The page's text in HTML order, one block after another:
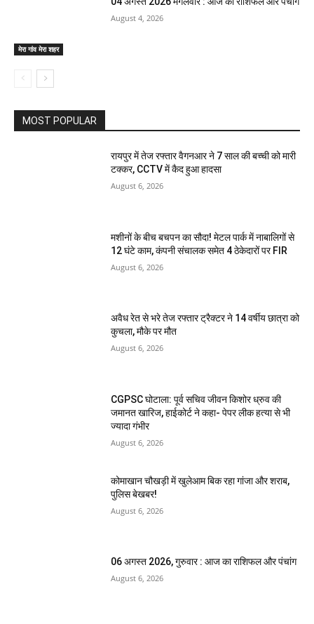
मेरा गांव मेरा शहर
August 4, 2026
MOST POPULAR
रायपुर में तेज रफ्तार वैगनआर ने 7 साल की बच्ची को मारी
टक्कर, CCTV में कैद हुआ हादसा
August 6, 2026
मशीनों के बीच बचपन का सौदा! मेटल पार्क में नाबालिगों से
12 घंटे काम, कंपनी संचालक समेत 4 ठेकेदारों पर FIR
August 6, 2026
अवैध रेत से भरे तेज रफ्तार ट्रैक्टर ने 14 वर्षीय छात्रा को
कुचला, मौके पर मौत
August 6, 2026
CGPSC घोटाला: पूर्व सचिव जीवन किशोर ध्रुव की
जमानत खारिज, हाईकोर्ट ने कहा- पेपर लीक हत्या से भी
ज्यादा गंभीर
August 6, 2026
कोमाखान चौखड़ी में खुलेआम बिक रहा गांजा और शराब,
पुलिस बेखबर!
August 6, 2026
06 अगस्त 2026, गुरुवार : आज का राशिफल और पंचांग
August 6, 2026